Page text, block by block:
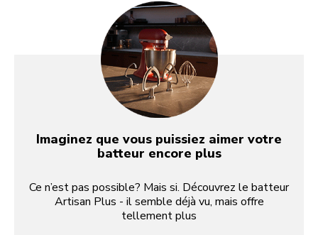
Imaginez que vous puissiez aimer votre
batteur encore plus
Ce n’est pas possible? Mais si. Découvrez le batteur
Artisan Plus - il semble déjà vu, mais offre
tellement plus